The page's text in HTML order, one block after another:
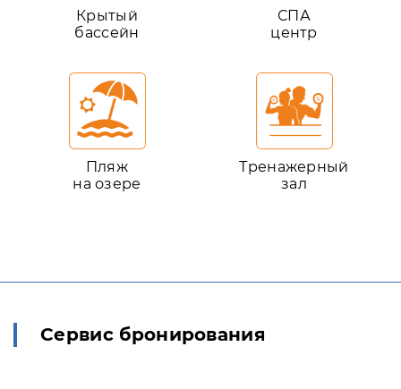
Крытый
бассейн
СПА
центр
Пляж
на озере
Тренажерный
зал
Сервис бронирования